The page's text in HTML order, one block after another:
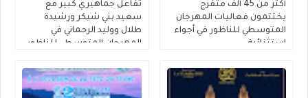
أكثر من 45 ألف متفرج
يختتمون فعاليات المهرجان
المتوسطي للناظور في أجواء
استثنائية
تفاعل جماهيري كبير مع
سعيد بني شيكر ورشيدة
طلال ووليد الرحماني في
المهرجان المتوسطي للناظور